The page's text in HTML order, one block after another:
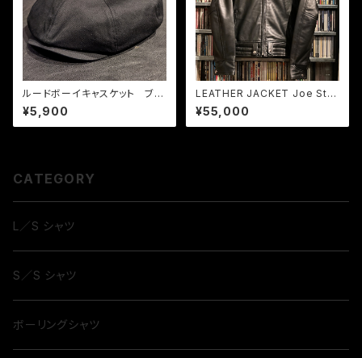
ルードボーイキャスケット ブラ
ック
¥5,900
LEATHER JACKET Joe Stru
mmer モデル
¥55,000
CATEGORY
L／S シャツ
S／S シャツ
ボーリングシャツ